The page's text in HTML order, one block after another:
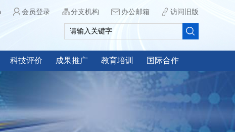
会员登录 分支机构 办公邮箱 访问旧版
科技评价 成果推广 教育培训 国际合作